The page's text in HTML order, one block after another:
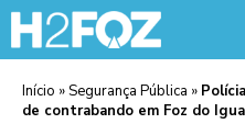
Início »Segurança Pública »
de contrabando em Foz do